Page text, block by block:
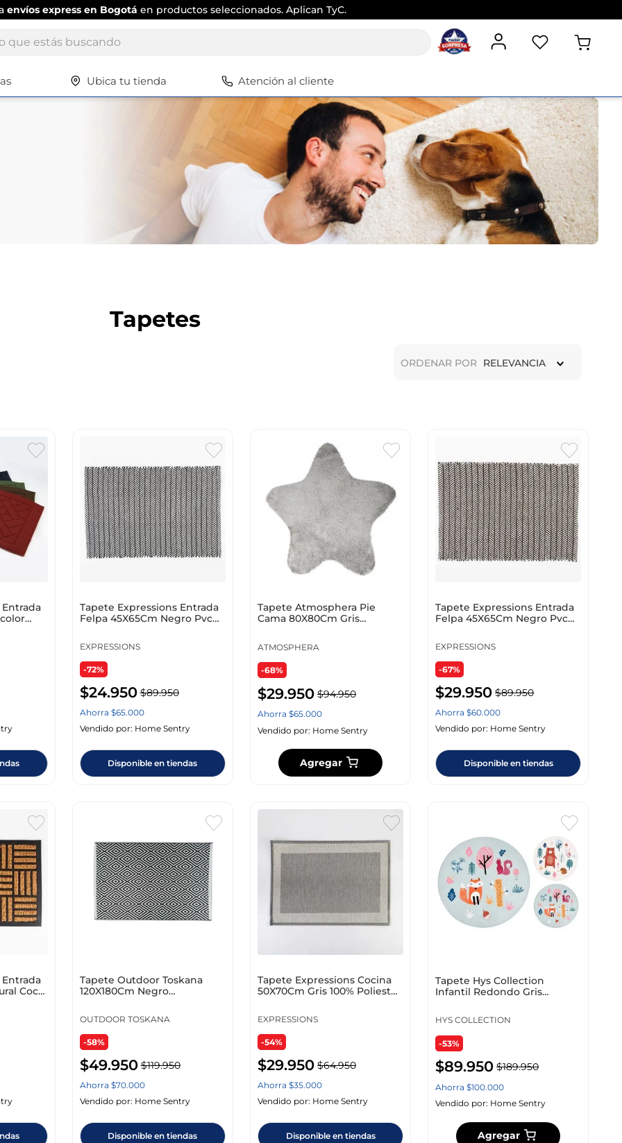
envíos express en Bogotá en productos seleccionados. Aplican TyC.
estás buscando
Ubica tu tienda Atención al cliente
Tapetes
ORDENAR POR RELEVANCIA
Tapete Expressions Entrada
Felpa 45X65Cm Negro Pvc
EXPRESSIONS
-72%
$24.950 $89.950
Ahorra $65.000
Vendido por: Home Sentry
Disponible en tiendas
Tapete Atmosphera Pie
Cama 80X80Cm Gris
ATMOSPHERA
-68%
$29.950 $94.950
Ahorra $65.000
Vendido por: Home Sentry
Agregar
Tapete Expressions Entrada
Felpa 45X65Cm Negro Pvc
EXPRESSIONS
-67%
$29.950 $89.950
Ahorra$60.000
Vendido por: Home Sentry
Disponible en tiendas
Coco
Tapete Outdoor Toskana
120X180Cm Negro
OUTDOOR TOSKANA
-58%
$49.950 $119.950
Ahorra $70.000
Vendido por: Home Sentry
Disponible en tiendas
Tapete Expressions Cocina
50X70Cm Gris 100% Poliester
EXPRESSIONS
-54%
$29.950 $64.950
Ahorra $35.000
Vendido por: Home Sentry
Disponible en tiendas
Tapete Hys Collection
Infantil Redondo Gris
HYS COLLECTION
-53%
$89.950 $189.950
Ahorra$100.000
Vendido por: Home Sentry
Agregar
Términos más buscados